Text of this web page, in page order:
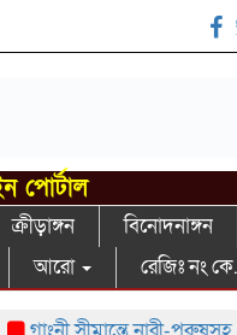
পোর্টাল
ক্রীড়াঙ্গন বিনোদনাঙ্গন
আরো রেজিঃ নং